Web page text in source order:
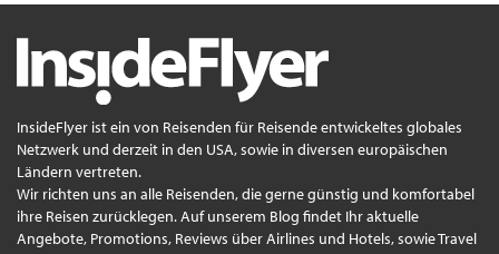
InsideFlyer ist ein von Reisenden für Reisende entwickeltes globales
Netzwerk und derzeit in den USA, sowie in diversen europäischen
Ländern vertreten.
Wir richten uns an alle Reisenden, die gerne günstig und komfortabel
ihre Reisen zurücklegen. Auf unserem Blog findet Ihr aktuelle
Angebote, Promotions, Reviews über Airlines und Hotels, sowie Travel